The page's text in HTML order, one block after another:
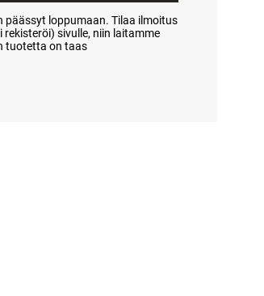
loppumaan. Tilaa ilmoitus
sivulle, niin laitamme
tuotetta on taas